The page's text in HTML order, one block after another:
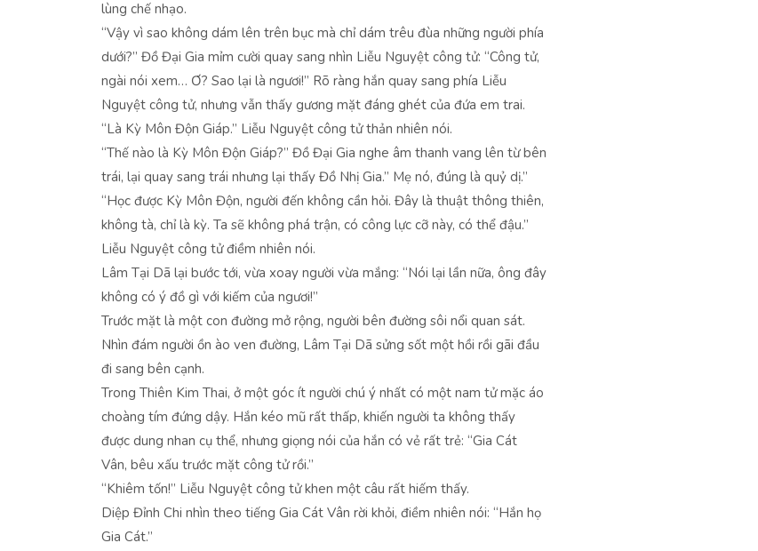
lùng chế nhạo.
“Vậy vì sao không dám lên trên bục mà chỉ dám trêu đùa những người phía
dưới?” Đồ Đại Gia mỉm cười quay sang nhìn Liễu Nguyệt công tử: “Công tử,
ngài nói xem… Ơ? Sao lại là ngươi!” Rõ ràng hắn quay sang phía Liễu
Nguyệt công tử, nhưng vẫn thấy gương mặt đáng ghét của đứa em trai.
“Là Kỳ Môn Độn Giáp.” Liễu Nguyệt công tử thản nhiên nói.
“Thế nào là Kỳ Môn Độn Giáp?” Đồ Đại Gia nghe âm thanh vang lên từ bên
trái, lại quay sang trái nhưng lại thấy Đồ Nhị Gia.” Mẹ nó, đúng là quỷ dị.”
“Học được Kỳ Môn Độn, người đến không cần hỏi. Đây là thuật thông thiên,
không tà, chỉ là kỳ. Ta sẽ không phá trận, có công lực cỡ này, có thể đậu.”
Liễu Nguyệt công tử điềm nhiên nói.
Lâm Tại Dã lại bước tới, vừa xoay người vừa mắng: “Nói lại lần nữa, ông đây
không có ý đồ gì với kiếm của ngươi!”
Trước mặt là một con đường mở rộng, người bên đường sôi nổi quan sát.
Nhìn đám người ồn ào ven đường, Lâm Tại Dã sửng sốt một hồi rồi gãi đầu
đi sang bên cạnh.
Trong Thiên Kim Thai, ở một góc ít người chú ý nhất có một nam tử mặc áo
choàng tím đứng dậy. Hắn kéo mũ rất thấp, khiến người ta không thấy
được dung nhan cụ thể, nhưng giọng nói của hắn có vẻ rất trẻ: “Gia Cát
Vân, bêu xấu trước mặt công tử rồi.”
“Khiêm tốn!” Liễu Nguyệt công tử khen một câu rất hiếm thấy.
Diệp Đỉnh Chi nhìn theo tiếng Gia Cát Vân rời khỏi, điềm nhiên nói: “Hắn họ
Gia Cát.”